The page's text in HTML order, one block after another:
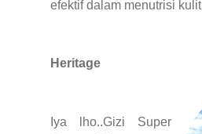
efektif dalam menutrisi
Heritage
Iya lho..Gizi Super